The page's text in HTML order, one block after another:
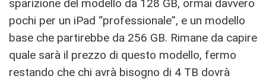
sparizione del modello da 128 GB, ormai davvero
pochi per un iPad “professionale”, e un modello
base che partirebbe da 256 GB. Rimane da capire
quale sarà il prezzo di questo modello, fermo
restando che chi avrà bisogno di 4 TB dovrà